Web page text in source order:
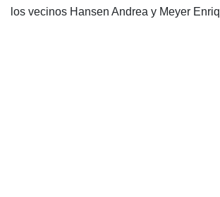
los vecinos Hansen Andrea y Meyer